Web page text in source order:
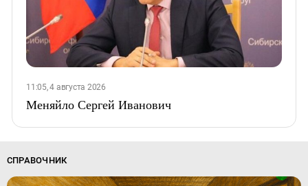
11:05, 4 августа 2026
Меняйло Сергей Иванович
СПРАВОЧНИК